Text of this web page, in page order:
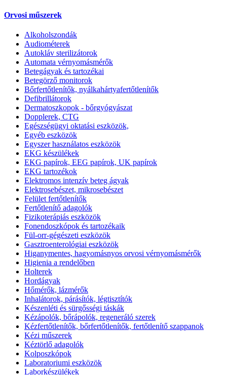
Orvosi műszerek
Alkoholszondák
Audiométerek
Autokláv sterilizátorok
Automata vérnyomásmérők
Betegágyak és tartozékai
Betegörző monitorok
Bőrfertőtlenítők, nyálkahártyafertőtlenítők
Defibrillátorok
Dermatoszkopok - bőrgyógyászat
Dopplerek, CTG
Egészségügyi oktatási eszközök,
Egyéb eszközök
Egyszer használatos eszközök
EKG készülékek
EKG papírok, EEG papírok, UK papírok
EKG tartozékok
Elektromos intenzív beteg ágyak
Elektrosebészet, mikrosebészet
Felület fertőtlenítők
Fertőtlenítő adagolók
Fizikoterápiás eszközök
Fonendoszkópok és tartozékaik
Fül-orr-gégészeti eszközök
Gasztroenterológiai eszközök
Higanymentes, hagyomásnyos orvosi vérnyomásmérők
Higienia a rendelőben
Holterek
Hordágyak
Hőmérők, lázmérők
Inhalátorok, párásítók, légtisztítók
Készenléti és sürgősségi táskák
Kézápolók, bőrápolók, regeneráló szerek
Kézfertőtlenítők, bőrfertőtlenítők, fertőtlenítő szappanok
Kézi műszerek
Kéztörlő adagolók
Kolposzkópok
Laboratoriumi eszközök
Laborkészülékek